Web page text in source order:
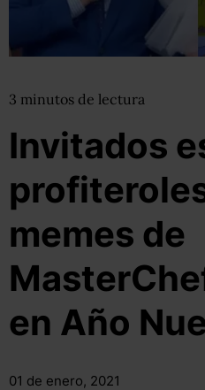
3 minutos de lectura
Invitados
memes de
en Año
01 de enero, 2021